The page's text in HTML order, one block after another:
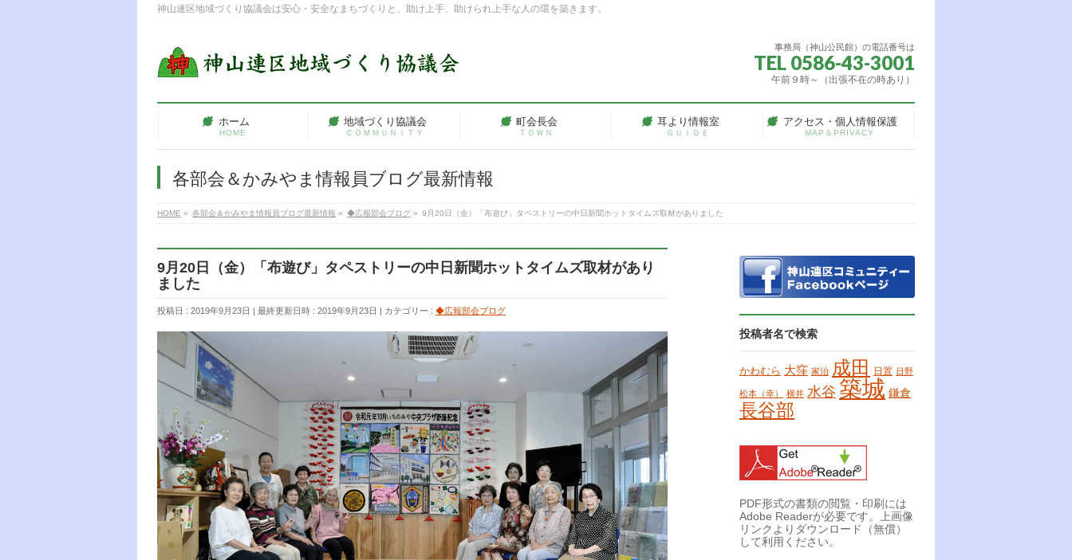
神山連区地域づくり協議会は安心・安全なまちづくりと、助け上手、助けられ上手な人の環を築きます。
事務局（神山公民館）の電話番号は
TEL 0586-43-3001
午前９時～（出張不在の時あり）
ホーム
HOME
地域づくり協議会
ＣＯＭＭＵＮＩＴＹ
町会長会
ＴＯＷＮ
耳より情報室
ＧＵＩＤＥ
アクセス・個人情報保護
MAP＆PRIVACY
各部会＆かみやま情報員ブログ最新情報
HOME » 各部会＆かみやま情報員ブログ最新情報 » ◆広報部会ブログ » 9月20日（金）「布遊び」タペストリーの中日新聞ホットタイムズ取材がありました
9月20日（金）「布遊び」タペストリーの中日新聞ホットタイムズ取材があり
ました
投稿日 : 2019年9月23日 最終更新日時 : 2019年9月23日 カテゴリー : ◆広報部会ブログ
投稿者名で検索
かわむら 大窪 家治 成田 日置 日野
松本（幸） 横井 水谷 築城 鎌倉
長谷部
PDF形式の書類の閲覧・印刷には
Adobe Readerが必要です。上画像
リンクよりダウンロード（無償）
して利用ください。